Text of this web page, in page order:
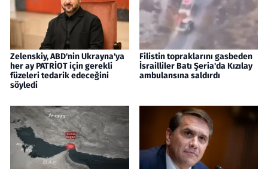
Zelenskiy, ABD'nin Ukrayna'ya
her ay PATRİOT için gerekli
füzeleri tedarik edeceğini
söyledi
Filistin topraklarını gasbeden
İsrailliler Batı Şeria'da Kızılay
ambulansına saldırdı